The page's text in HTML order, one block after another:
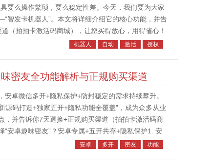
要么操作繁琐，要么稳定性差。今天，我们要为大家
发卡机器人”。本文将详细介绍它的核心功能，并告
（拍拍卡激活码商城），让您买得放心，用得省心！
的首选1. 真正的...
机器人 自动 激活 授权
密友全功能解析与正规购买渠道
卓微信多开+隐私保护+防封稳定的需求持续攀升。
源码打造+独家五开+隐私功能全覆盖”，成为众多从业
并告诉你7天退换+正规购买渠道（拍拍卡激活码商
安卓趣味密友”？安卓专属+五开共存+隐私保护1. 安
16版本）设...
安卓 多开 密友 功能